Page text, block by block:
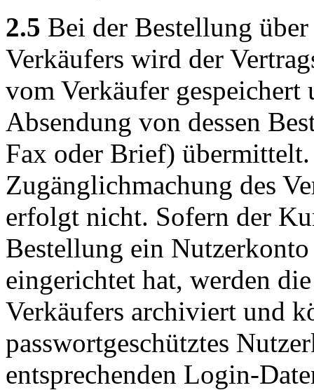
2.5 Bei der Bestellung
Verkäufers wird der
vom Verkäufer gespeichert
Absendung von dessen
Fax oder Brief)
Zugänglichmachung des
erfolgt nicht. Sofern der
Bestellung ein
eingerichtet hat, werden
Verkäufers archiviert und
passwortgeschütztes
entsprechenden Login-